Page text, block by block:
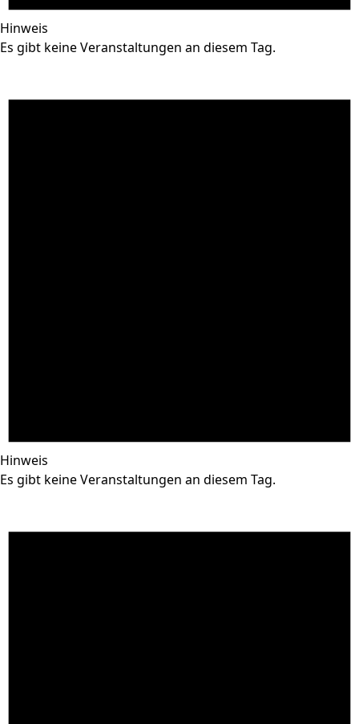
Hinweis
Es gibt keine Veranstaltungen an diesem Tag.
Hinweis
Es gibt keine Veranstaltungen an diesem Tag.